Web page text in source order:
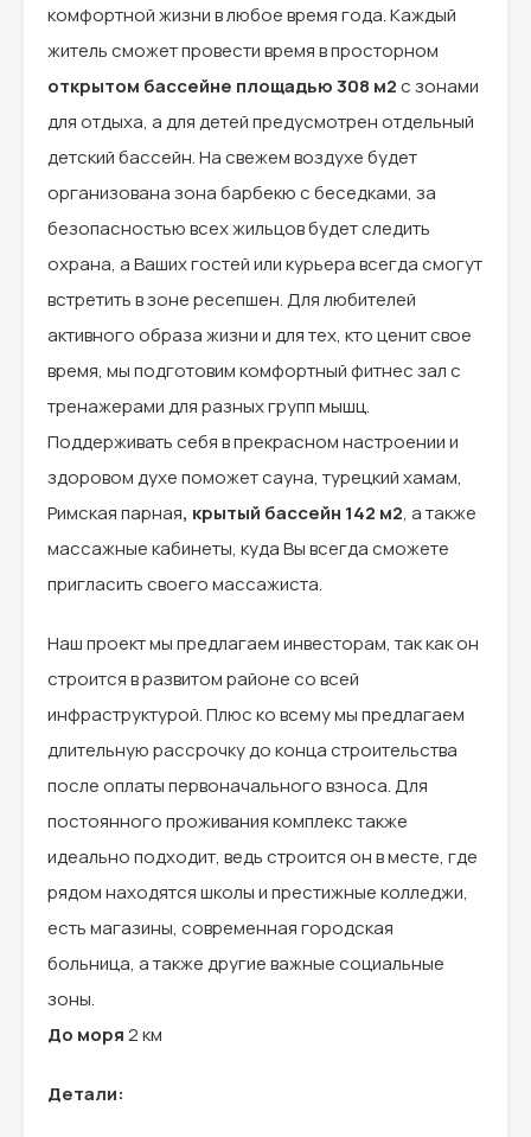
комфортной жизни в любое время года. Каждый
житель сможет провести время в просторном
открытом бассейне площадью 308 м2с зонами
для отдыха, а для детей предусмотрен отдельный
детский бассейн. На свежем воздухе будет
организована зона барбекю с беседками, за
безопасностью всех жильцов будет следить
охрана, а Ваших гостей или курьера всегда смогут
встретить в зоне ресепшен. Для любителей
активного образа жизни и для тех, кто ценит свое
время, мы подготовим комфортный фитнес зал с
тренажерами для разных групп мышц.
Поддерживать себя в прекрасном настроении и
здоровом духе поможет сауна, турецкий хамам,
Римская парная, крытый бассейн 142 м2, а также
массажные кабинеты, куда Вы всегда сможете
пригласить своего массажиста.
Наш проект мы предлагаем инвесторам, так как он
строится в развитом районе со всей
инфраструктурой. Плюс ко всему мы предлагаем
длительную рассрочку до конца строительства
после оплаты первоначального взноса. Для
постоянного проживания комплекс также
идеально подходит, ведь строится он в месте, где
рядом находятся школы и престижные колледжи,
есть магазины, современная городская
больница, а также другие важные социальные
зоны.
До моря2 км
Детали: